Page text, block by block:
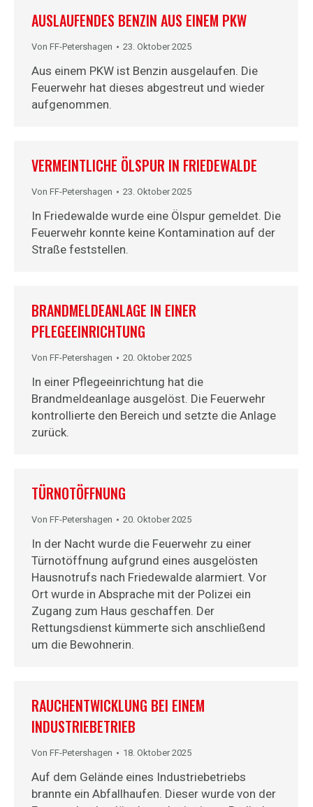
AUSLAUFENDES BENZIN AUS EINEM PKW
Von FF-Petershagen 23. Oktober 2025
Aus einem PKW ist Benzin ausgelaufen. Die
Feuerwehr hat dieses abgestreut und wieder
aufgenommen.
VERMEINTLICHE ÖLSPUR IN FRIEDEWALDE
Von FF-Petershagen 23. Oktober 2025
In Friedewalde wurde eine Ölspur gemeldet. Die
Feuerwehr konnte keine Kontamination auf der
Straße feststellen.
BRANDMELDEANLAGE IN EINER
PFLEGEEINRICHTUNG
Von FF-Petershagen 20. Oktober 2025
In einer Pflegeeinrichtung hat die
Brandmeldeanlage ausgelöst. Die Feuerwehr
kontrollierte den Bereich und setzte die Anlage
zurück.
TÜRNOTÖFFNUNG
Von FF-Petershagen 20. Oktober 2025
In der Nacht wurde die Feuerwehr zu einer
Türnotöffnung aufgrund eines ausgelösten
Hausnotrufs nach Friedewalde alarmiert. Vor
Ort wurde in Absprache mit der Polizei ein
Zugang zum Haus geschaffen. Der
Rettungsdienst kümmerte sich anschließend
um die Bewohnerin.
RAUCHENTWICKLUNG BEI EINEM
INDUSTRIEBETRIEB
Von FF-Petershagen 18. Oktober 2025
Auf dem Gelände eines Industriebetriebs
brannte ein Abfallhaufen. Dieser wurde von der